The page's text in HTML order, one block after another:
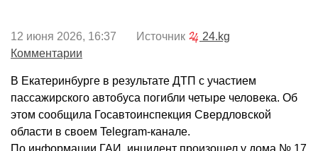
12 июня 2026, 16:37 Источник
24.kg
Комментарии
В Екатеринбурге в результате ДТП с участием
пассажирского автобуса погибли четыре человека. Об
этом сообщила Госавтоинспекция Свердловской
области в своем Telegram-канале.